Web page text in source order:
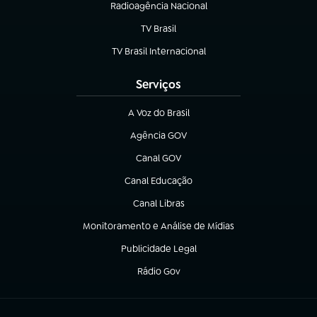
Radioagência Nacional
(abre em nova aba)
TV Brasil
(abre em nova aba)
TV Brasil Internacional
(abre em nova aba)
Serviços
A Voz do Brasil
(abre em nova aba)
Agência GOV
(abre em nova aba)
Canal GOV
(abre em nova aba)
Canal Educação
(abre em nova aba)
Canal Libras
(abre em nova aba)
Monitoramento e Análise de Mídias
(abre em nova aba)
Publicidade Legal
(abre em nova aba)
Rádio Gov
(abre em nova aba)